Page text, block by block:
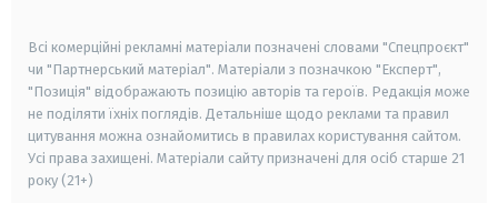
Всі комерційні рекламні матеріали позначені словами "Спецпроєкт"
чи "Партнерський матеріал". Матеріали з позначкою "Експерт",
"Позиція" відображають позицію авторів та героїв. Редакція може
не поділяти їхніх поглядів. Детальніше щодо реклами та правил
цитування можна ознайомитись в правилах користування сайтом.
Усі права захищені. Матеріали сайту призначені для осіб старше 21
року (21+)